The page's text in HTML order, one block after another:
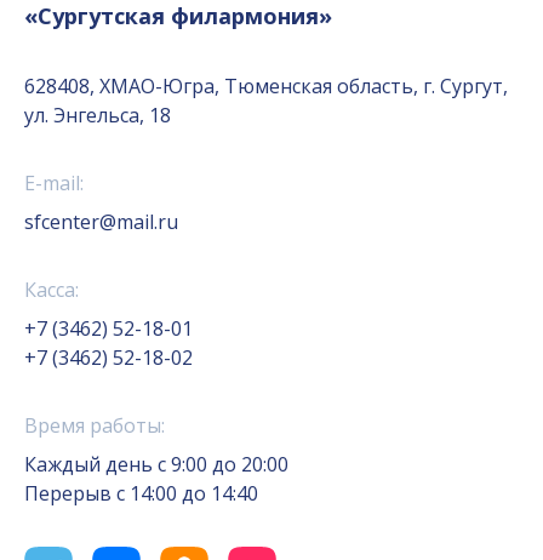
«Сургутская филармония»
628408, ХМАО-Югра, Тюменская область, г. Сургут,
ул. Энгельса, 18
E-mail:
sfcenter@mail.ru
Касса:
+7 (3462) 52-18-01
+7 (3462) 52-18-02
Время работы:
Каждый день с 9:00 до 20:00
Перерыв с 14:00 до 14:40